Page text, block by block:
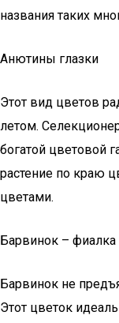
названия таких
Анютины глазки
Этот вид цветов
летом.
богатой цветовой
растение по краю
цветами.
Барвинок –
Барвинок не
Этот цветок